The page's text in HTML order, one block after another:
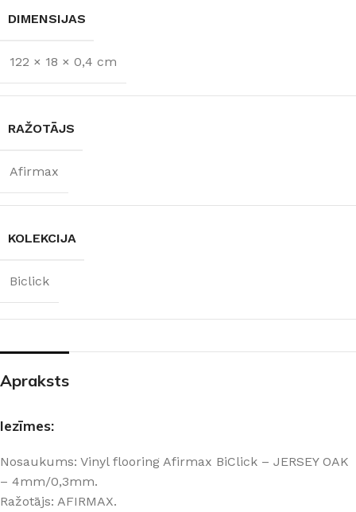
DIMENSIJAS
122 × 18 × 0,4 cm
RAŽOTĀJS
Afirmax
KOLEKCIJA
Biclick
Apraksts
Iezīmes:
Nosaukums: Vinyl flooring Afirmax BiClick – JERSEY OAK
– 4mm/0,3mm.
Ražotājs: AFIRMAX.